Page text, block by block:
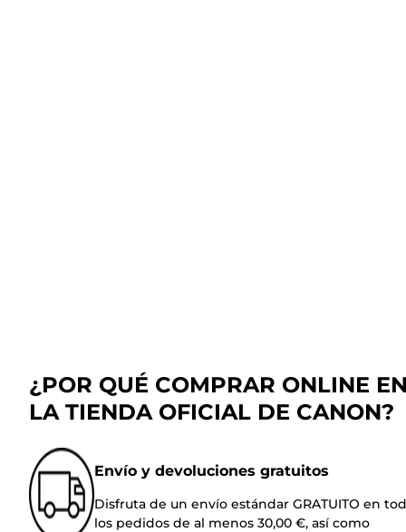
¿POR QUÉ COMPRAR ONLINE
LA TIENDA OFICIAL DE CANON?
Envío y devoluciones gratuitos
Disfruta de un envío estándar GRATUITO en
los pedidos de al menos 30,00 €, así como